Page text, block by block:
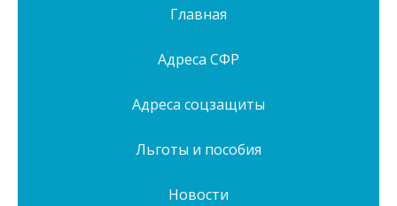
Главная
Адреса СФР
Адреса соцзащиты
Льготы и пособия
Новости